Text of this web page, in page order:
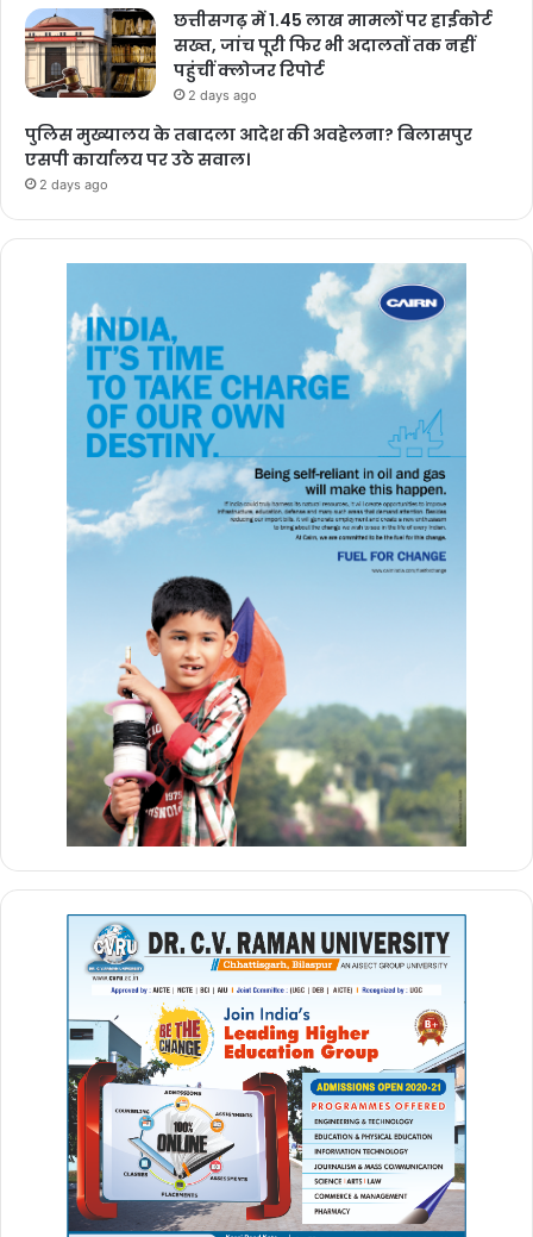
छत्तीसगढ़ में 1.45 लाख मामलों पर हाईकोर्ट
सख्त, जांच पूरी फिर भी अदालतों तक नहीं
पहुंचीं क्लोजर रिपोर्ट
2 days ago
पुलिस मुख्यालय के तबादला आदेश की अवहेलना? बिलासपुर
एसपी कार्यालय पर उठे सवाल।
2 days ago